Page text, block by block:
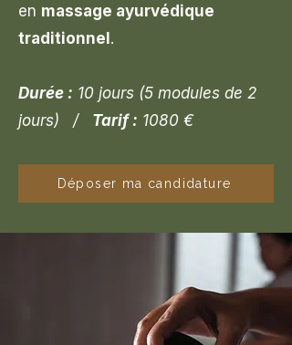
en massage ayurvédique
traditionnel .
Durée : 10 jours (5 modules de 2
jours) / Tarif : 1080 €
Déposer ma candidature